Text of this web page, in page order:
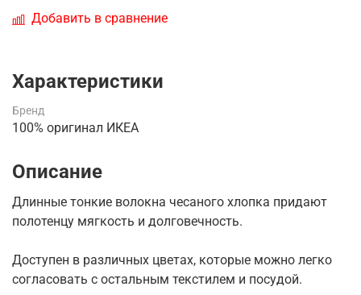
Добавить в сравнение
Характеристики
Бренд
100% оригинал ИКЕА
Описание
Длинные тонкие волокна чесаного хлопка придают
полотенцу мягкость и долговечность.
Доступен в различных цветах, которые можно легко
согласовать с остальным текстилем и посудой.